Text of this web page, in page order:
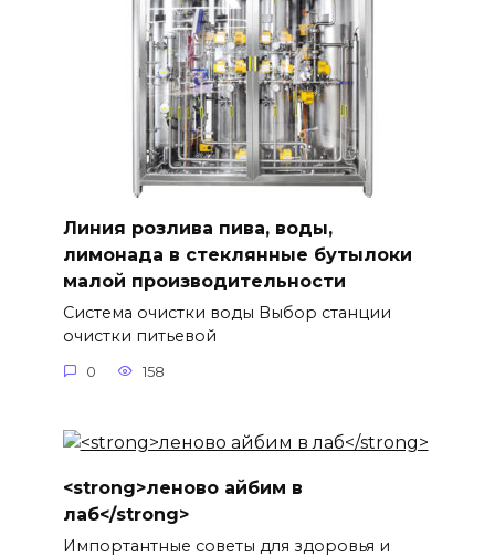
Линия розлива пива, воды,
лимонада в стеклянные бутылоки
малой производительности
Система очистки воды Выбор станции
очистки питьевой
0 158
<strong>леново айбим в
лаб</strong>
Импортантные советы для здоровья и